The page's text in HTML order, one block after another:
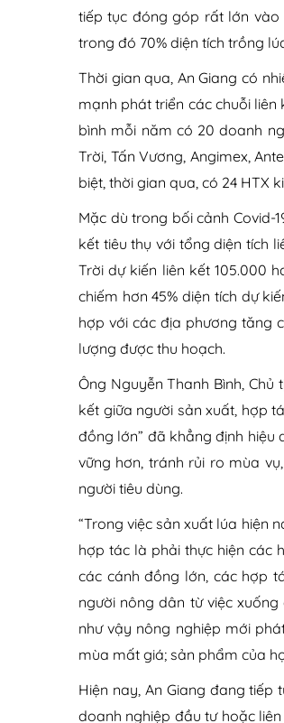
tiếp tục đóng góp rất lớn vào
trong đó 70% diện tích trồng
Thời gian qua, An Giang có
mạnh phát triển các chuỗi liên
bình mỗi năm có 20 doanh
Trời, Tấn Vương, Angimex,
biệt, thời gian qua, có 24 HTX
Mặc dù trong bối cảnh Covid-
kết tiêu thụ với tổng diện tích
Trời dự kiến liên kết 105.000
chiếm hơn 45% diện tích dự
hợp với các địa phương tăng
lượng được thu hoạch.
Ông Nguyễn Thanh Bình,
kết giữa người sản xuất, hợp
đồng lớn” đã khẳng định hiệu
vững hơn, tránh rủi ro mùa
người tiêu dùng.
“Trong việc sản xuất lúa hiện
hợp tác là phải thực hiện các
các cánh đồng lớn, các hợp
người nông dân từ việc
như vậy nông nghiệp mới
mùa mất giá; sản phẩm của
Hiện nay, An Giang đang tiếp
doanh nghiệp đầu tư hoặc